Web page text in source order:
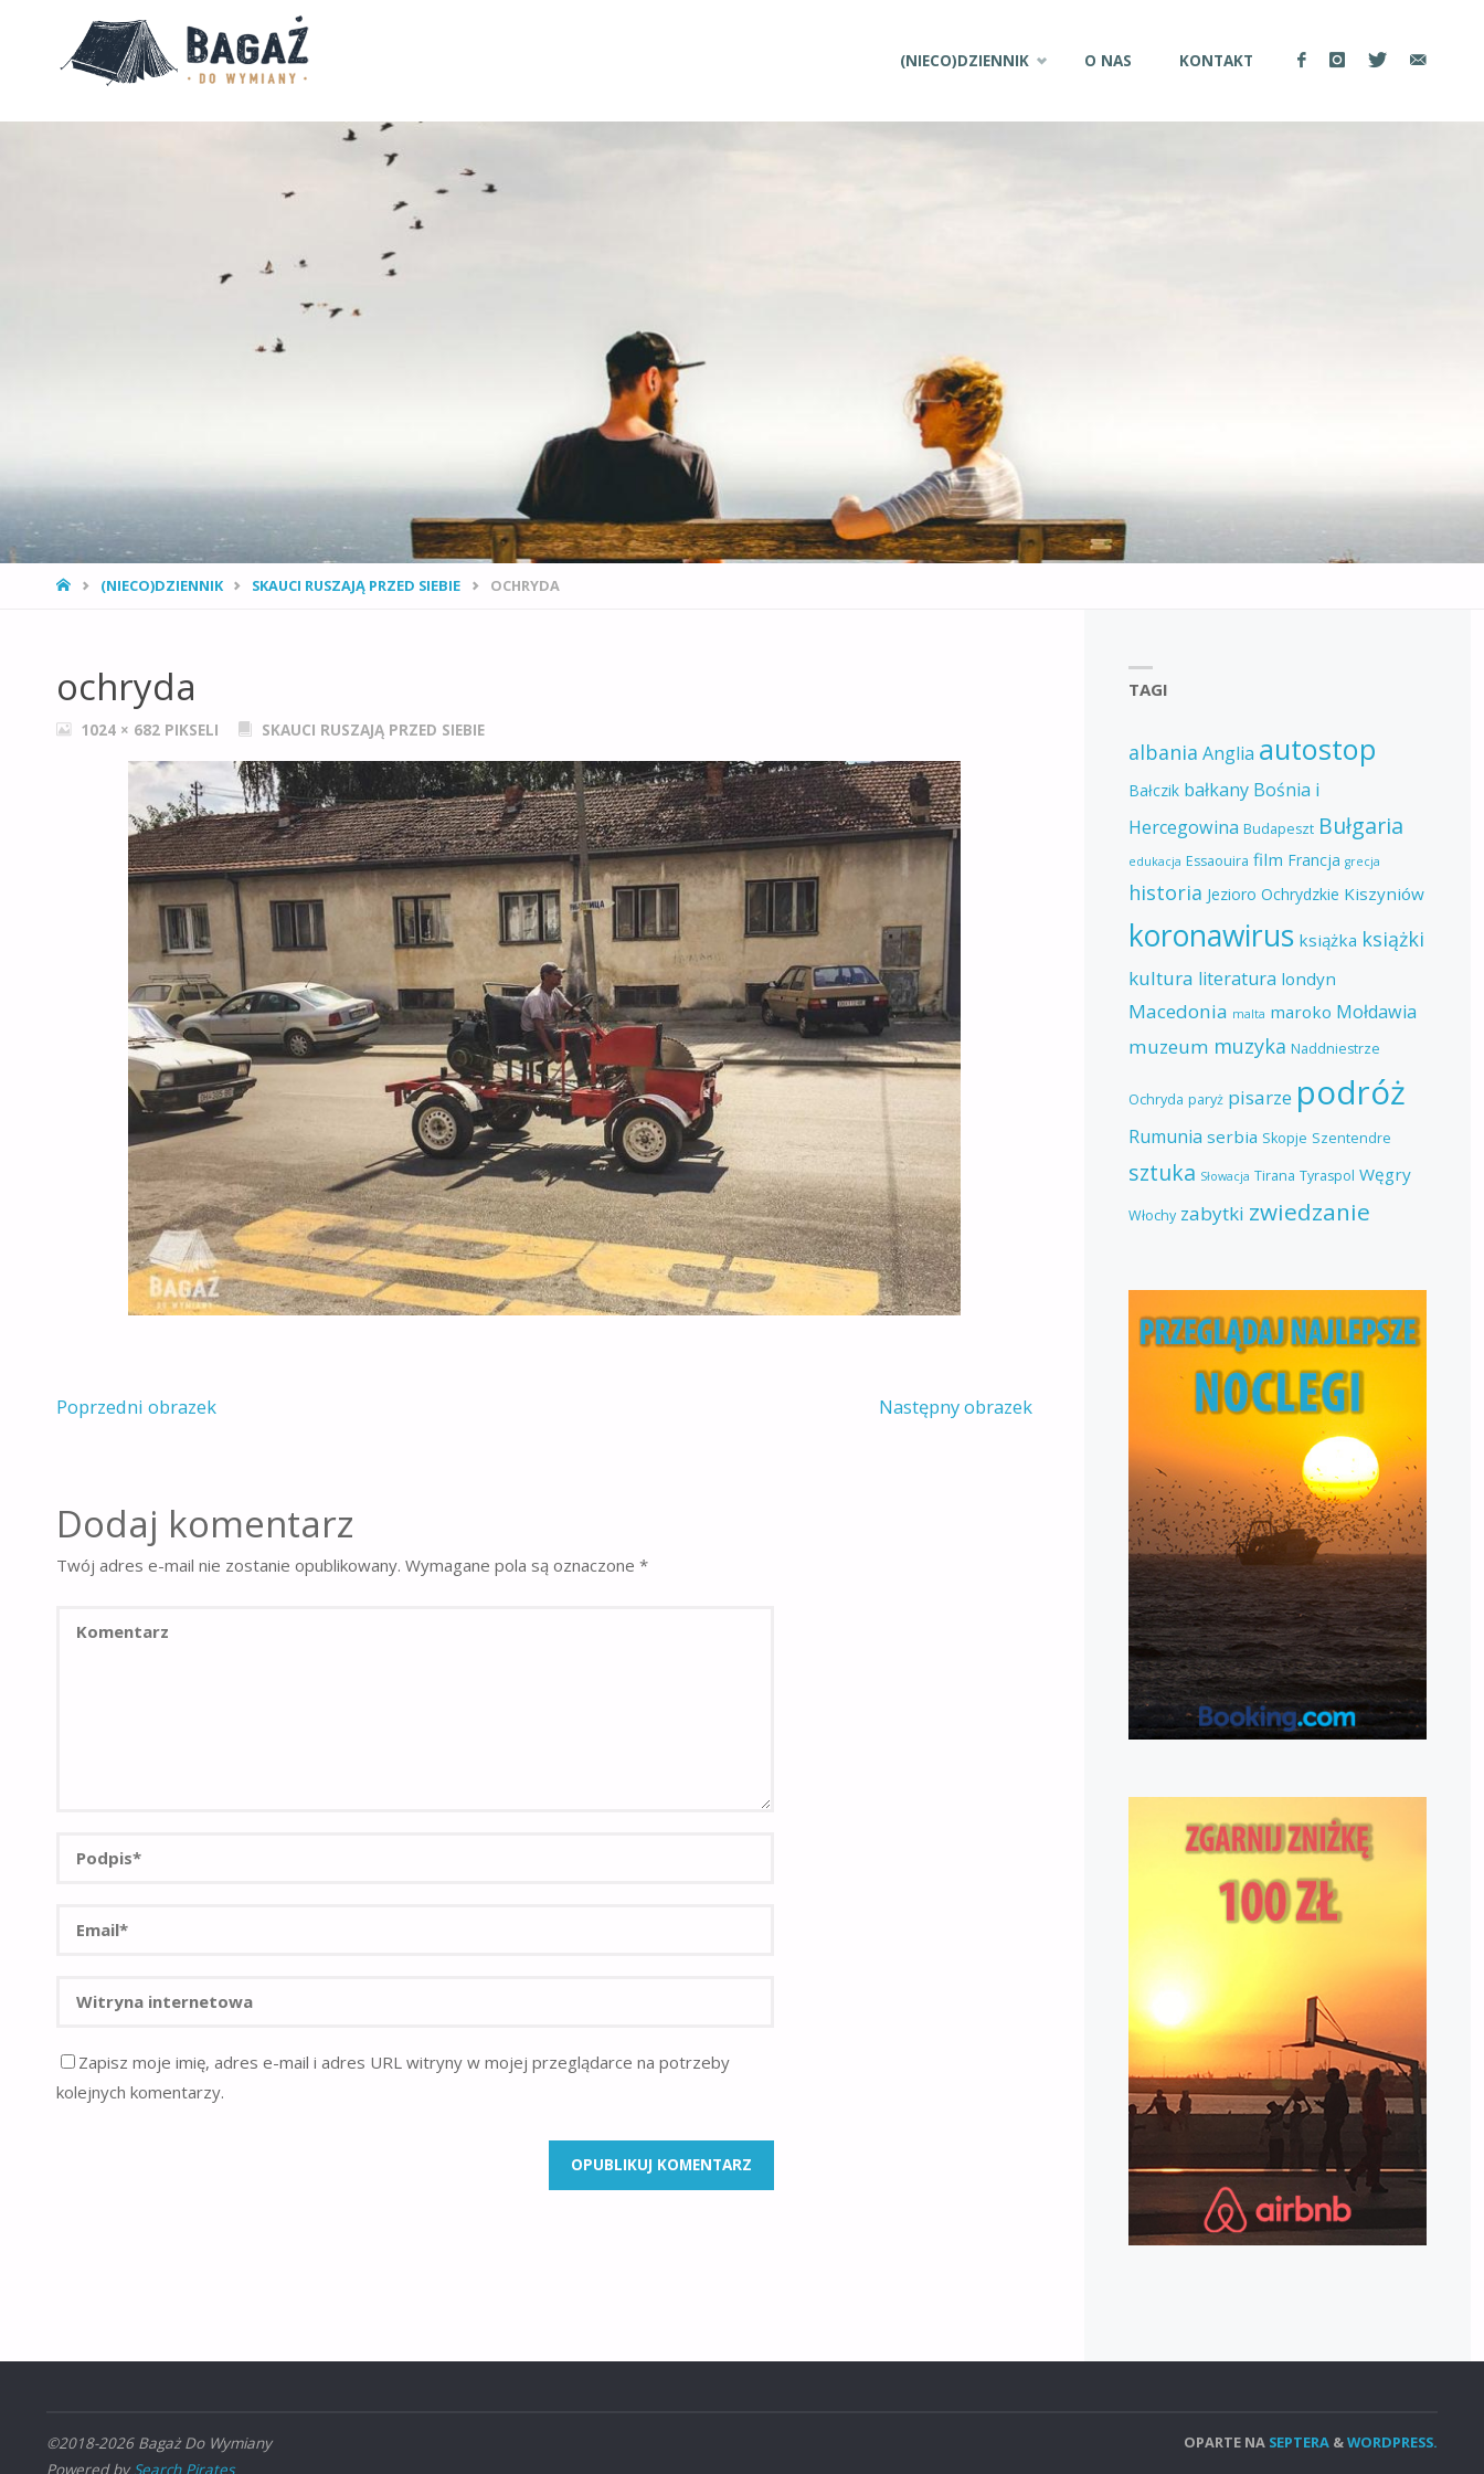
(NIECO)DZIENNIK O NAS KONTAKT
STRONA
(NIECO)DZIENNIK SKAUCI RUSZAJĄ PRZED SIEBIE OCHRYDA
ochryda
PEŁNY1024 × 682 PIKSELI SKAUCI RUSZAJĄ PRZED SIEBIE
Poprzedni obrazek Następny obrazek
Dodaj komentarz
Twój adres e-mail nie zostanie opublikowany. Wymagane pola są oznaczone*
Zapisz moje imię, adres e-mail i adres URL witryny w mojej przeglądarce na potrzeby
kolejnych komentarzy.
TAGI
albania Anglia autostop
Bałczik bałkany Bośnia i
Hercegowina Budapeszt Bułgaria
edukacja Essaouira film Francja grecja
historia Jezioro Ochrydzkie Kiszyniów
koronawirus książka książki
kultura literatura londyn
Macedonia malta maroko Mołdawia
muzeum muzyka Naddniestrze
Ochryda paryż pisarze podróż
Rumunia serbia Skopje Szentendre
sztuka Słowacja Tirana Tyraspol Węgry
Włochy zabytki zwiedzanie
©2018-2026 Bagaż Do Wymiany
Powered by Search Pirates
OPARTE NA SEPTERA &WORDPRESS.